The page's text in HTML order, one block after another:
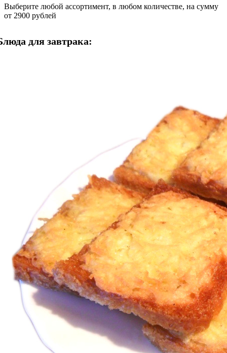
Выберите любой ассортимент, в любом количестве, на сумму
от 2900 рублей
для завтрака: